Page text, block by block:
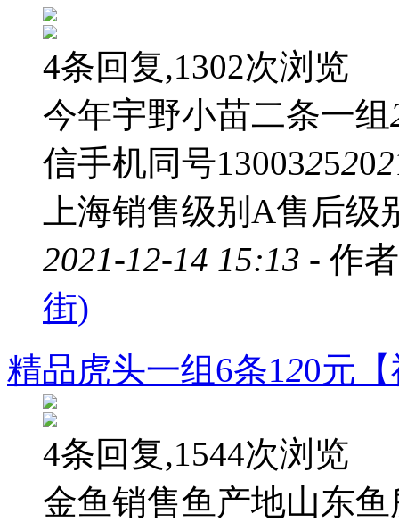
4条回复,1302次浏览
今年宇野小苗二条一组
信手机同号1300325202
上海销售级别A售后
2021-12-14 15:13 - 作
街)
精品虎头一组6条120元
4条回复,1544次浏览
金鱼销售鱼产地山东